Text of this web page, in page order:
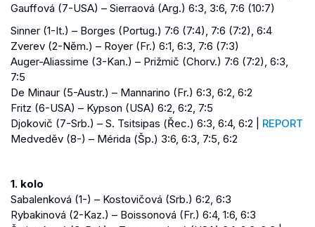
Gauffová (7-USA) – Sierraová (Arg.) 6:3, 3:6, 7:6 (10:7)
Sinner (1-It.) – Borges (Portug.) 7:6 (7:4), 7:6 (7:2), 6:4
Zverev (2-Něm.) – Royer (Fr.) 6:1, 6:3, 7:6 (7:3)
Auger-Aliassime (3-Kan.) – Prižmič (Chorv.) 7:6 (7:2), 6:3,
7:5
De Minaur (5-Austr.) – Mannarino (Fr.) 6:3, 6:2, 6:2
Fritz (6-USA) – Kypson (USA) 6:2, 6:2, 7:5
Djokovič (7-Srb.) – S. Tsitsipas (Řec.) 6:3, 6:4, 6:2 | REPORT
Medveděv (8-) – Mérida (Šp.) 3:6, 6:3, 7:5, 6:2
1. kolo
Sabalenková (1-) – Kostovičová (Srb.) 6:2, 6:3
Rybakinová (2-Kaz.) – Boissonová (Fr.) 6:4, 1:6, 6:3